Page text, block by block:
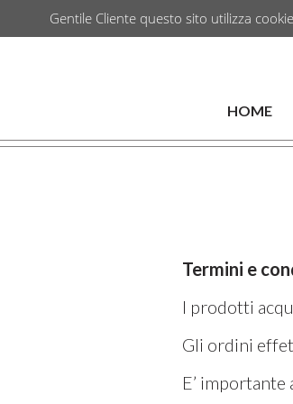
HOME
Termini e
I prodotti
Gli ordini
E’
Gentile Cliente questo sito utilizza